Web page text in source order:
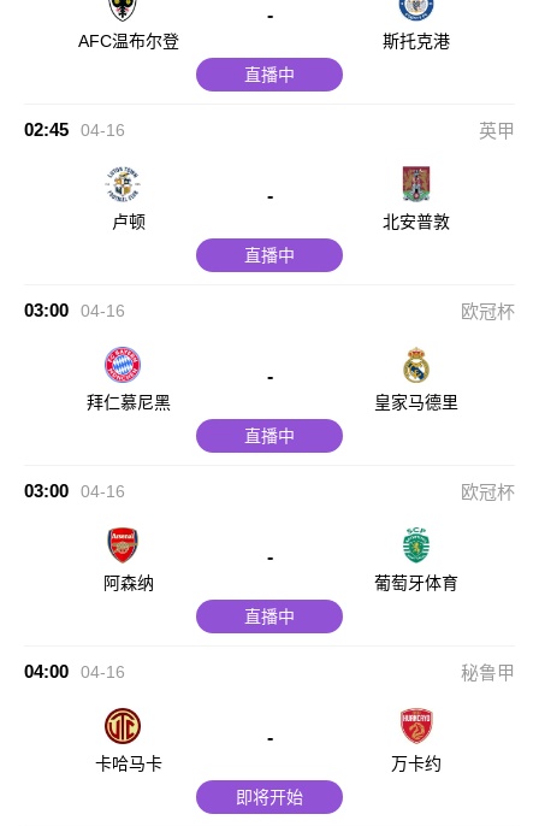
AFC温布尔登
-
斯托克港
直播中
02:45 04-16 英甲
卢顿
-
北安普敦
直播中
03:00 04-16 欧冠杯
拜仁慕尼黑
-
皇家马德里
直播中
03:00 04-16 欧冠杯
阿森纳
-
葡萄牙体育
直播中
04:00 04-16 秘鲁甲
卡哈马卡
-
万卡约
即将开始